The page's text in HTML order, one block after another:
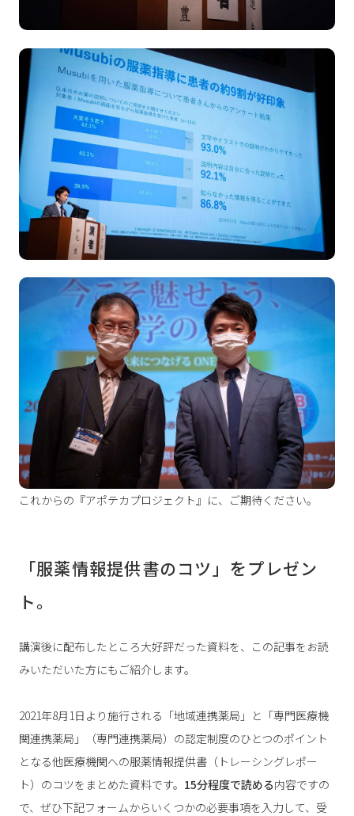
これからの『アポテカプロジェクト』に、ご期待ください。
「服薬情報提供書のコツ」をプレゼン
ト。
講演後に配布したところ大好評だった資料を、この記事をお読
みいただいた方にもご紹介します。
2021年8月1日より施行される「地域連携薬局」と「専門医療機
関連携薬局」（専門連携薬局）の認定制度のひとつのポイント
となる他医療機関への服薬情報提供書（トレーシングレポー
ト）のコツをまとめた資料です。 15分程度で読める内容ですの
で、ぜひ下記フォームからいくつかの必要事項を入力して、受